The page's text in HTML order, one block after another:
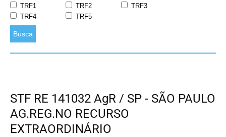
TRF1
TRF2
TRF3
TRF4
TRF5
Busca
STF RE 141032 AgR / SP - SÃO PAULO
AG.REG.NO RECURSO
EXTRAORDINÁRIO